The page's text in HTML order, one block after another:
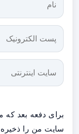
برای دفعه بعد
سایت من را ذخیره